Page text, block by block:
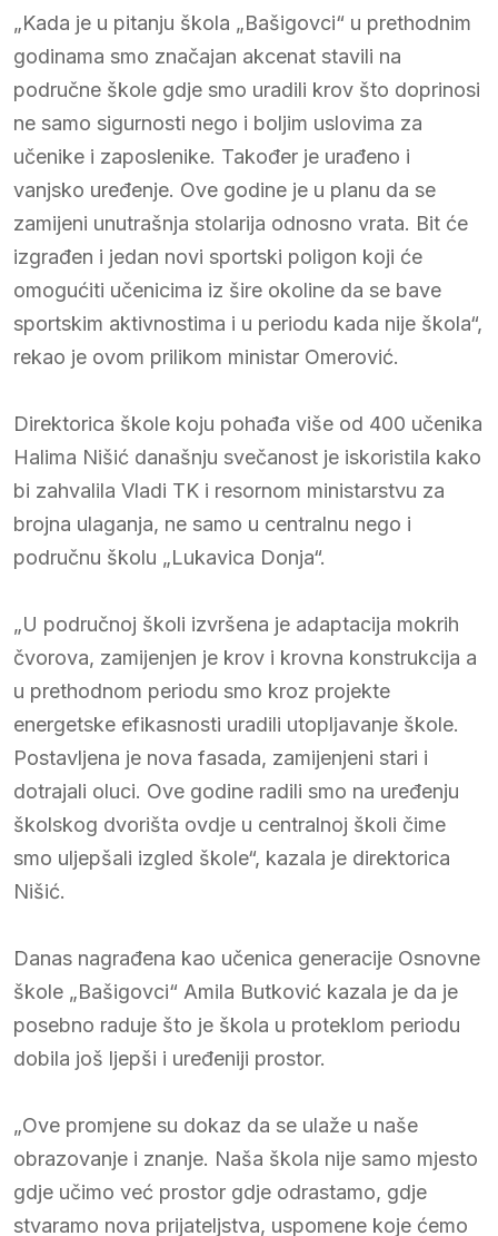
„Kada je u pitanju škola „Bašigovci“ u prethodnim
godinama smo značajan akcenat stavili na
područne škole gdje smo uradili krov što doprinosi
ne samo sigurnosti nego i boljim uslovima za
učenike i zaposlenike. Također je urađeno i
vanjsko uređenje. Ove godine je u planu da se
zamijeni unutrašnja stolarija odnosno vrata. Bit će
izgrađen i jedan novi sportski poligon koji će
omogućiti učenicima iz šire okoline da se bave
sportskim aktivnostima i u periodu kada nije škola“,
rekao je ovom prilikom ministar Omerović.
Direktorica škole koju pohađa više od 400 učenika
Halima Nišić današnju svečanost je iskoristila kako
bi zahvalila Vladi TK i resornom ministarstvu za
brojna ulaganja, ne samo u centralnu nego i
područnu školu „Lukavica Donja“.
„U područnoj školi izvršena je adaptacija mokrih
čvorova, zamijenjen je krov i krovna konstrukcija a
u prethodnom periodu smo kroz projekte
energetske efikasnosti uradili utopljavanje škole.
Postavljena je nova fasada, zamijenjeni stari i
dotrajali oluci. Ove godine radili smo na uređenju
školskog dvorišta ovdje u centralnoj školi čime
smo uljepšali izgled škole“, kazala je direktorica
Nišić.
Danas nagrađena kao učenica generacije Osnovne
škole „Bašigovci“ Amila Butković kazala je da je
posebno raduje što je škola u proteklom periodu
dobila još ljepši i uređeniji prostor.
„Ove promjene su dokaz da se ulaže u naše
obrazovanje i znanje. Naša škola nije samo mjesto
gdje učimo već prostor gdje odrastamo, gdje
stvaramo nova prijateljstva, uspomene koje ćemo